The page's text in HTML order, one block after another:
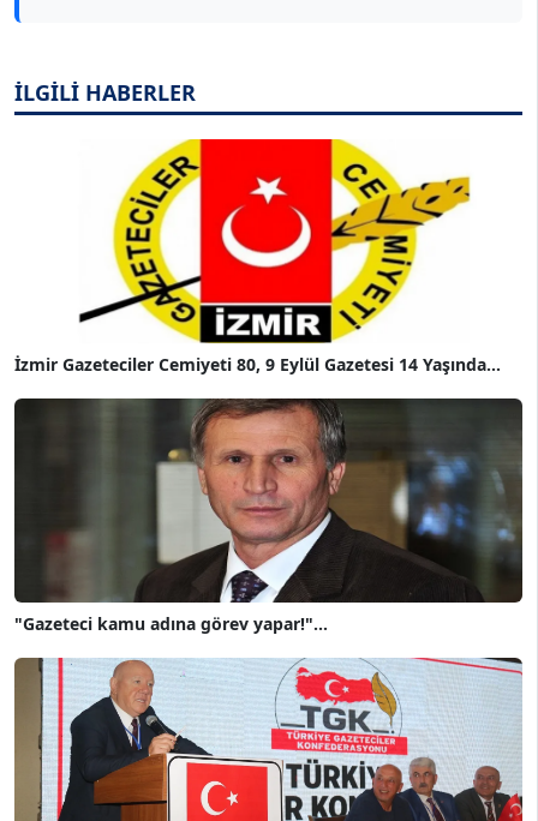
İLGİLİ HABERLER
İzmir Gazeteciler Cemiyeti 80, 9 Eylül Gazetesi 14 Yaşında...
"Gazeteci kamu adına görev yapar!"...